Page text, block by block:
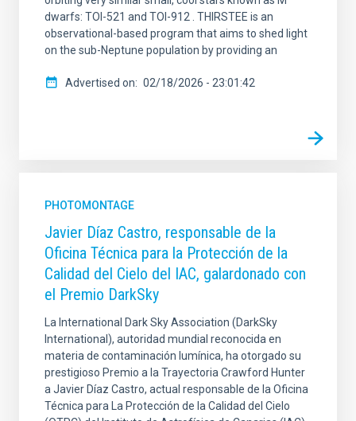
dwarfs: TOI-521 and TOI-912 . THIRSTEE is an
observational-based program that aims to shed light
on the sub-Neptune population by providing an
Advertised on 02/18/2026 - 23:01:42
PHOTOMONTAGE
Javier Díaz Castro, responsable de la
Oficina Técnica para la Protección de la
Calidad del Cielo del IAC, galardonado con
el Premio DarkSky
La International Dark Sky Association (DarkSky
International), autoridad mundial reconocida en
materia de contaminación lumínica, ha otorgado su
prestigioso Premio a la Trayectoria Crawford Hunter
a Javier Díaz Castro, actual responsable de la Oficina
Técnica para La Protección de la Calidad del Cielo